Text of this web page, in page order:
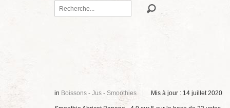
Rechercher
in Boissons - Jus - Smoothies Mis à jour : 14 juillet 2020